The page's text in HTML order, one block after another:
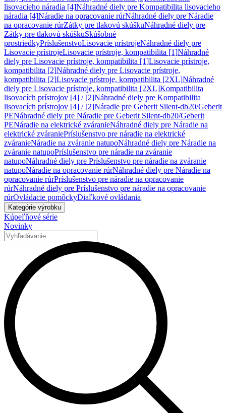
lisovacieho náradia [4]Náhradné diely pre Kompatibilita lisovacieho
náradia [4]Náradie na opracovanie rúrNáhradné diely pre Náradie
na opracovanie rúrZátky pre tlakovú skúškuNáhradné diely pre
Zátky pre tlakovú skúškuSkúšobné
prostriedkyPríslušenstvoLisovacie prístrojeNáhradné diely pre
Lisovacie prístrojeLisovacie prístroje, kompatibilita [1]Náhradné
diely pre Lisovacie prístroje, kompatibilita [1]Lisovacie prístroje,
kompatibilita [2]Náhradné diely pre Lisovacie prístroje,
kompatibilita [2]Lisovacie prístroje, kompatibilita [2XL]Náhradné
diely pre Lisovacie prístroje, kompatibilita [2XL]Kompatibilita
lisovacích prístrojov [4] / [2]Náhradné diely pre Kompatibilita
lisovacích prístrojov [4] / [2]Náradie pre Geberit Silent-db20/Geberit
PENáhradné diely pre Náradie pre Geberit Silent-db20/Geberit
PENáradie na elektrické zváranieNáhradné diely pre Náradie na
elektrické zváraniePríslušenstvo pre náradie na elektrické
zváranieNáradie na zváranie natupoNáhradné diely pre Náradie na
zváranie natupoPríslušenstvo pre náradie na zváranie
natupoNáhradné diely pre Príslušenstvo pre náradie na zváranie
natupoNáradie na opracovanie rúrNáhradné diely pre Náradie na
opracovanie rúrPríslušenstvo pre náradie na opracovanie
rúrNáhradné diely pre Príslušenstvo pre náradie na opracovanie
rúrOvládacie pomôckyDiaľkové ovládania
Kategórie výrobku
Kúpeľňové série
Novinky